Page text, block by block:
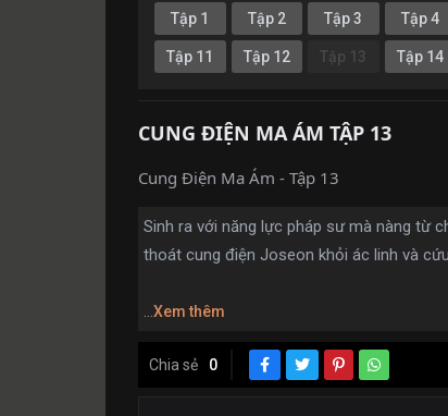
Tập 1 Tập 2 Tập 3 Tập 4
Tập 11 Tập 12 Tập 13 Tập 14
CUNG ĐIỆN MA ÁM TẬP 13
Cung Điện Ma Ám - Tập 13
Sinh ra với năng lực pháp sư mà nàng từ
thoát cung điện Joseon khỏi ác linh và
...Xem thêm
Chia sẻ 0